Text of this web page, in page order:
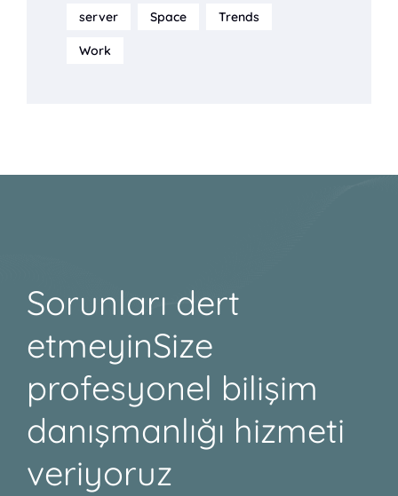
server Space Trends
Work
Sorunları dert
etmeyinSize
profesyonel bilişim
danışmanlığı hizmeti
veriyoruz